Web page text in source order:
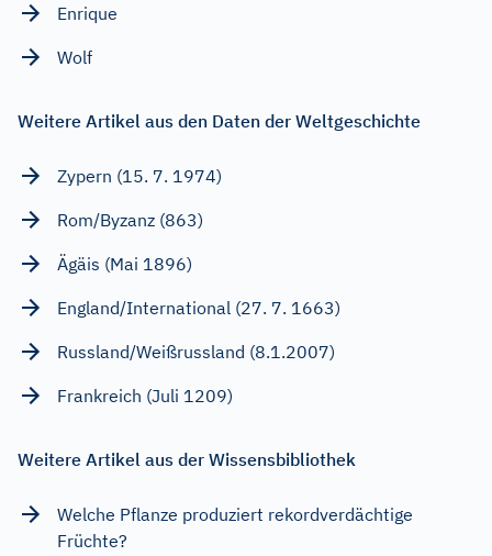
Enrique
Wolf
Weitere Artikel aus den Daten der Weltgeschichte
Zypern (15. 7. 1974)
Rom/Byzanz (863)
Ägäis (Mai 1896)
England/International (27. 7. 1663)
Russland/Weißrussland (8.1.2007)
Frankreich (Juli 1209)
Weitere Artikel aus der Wissensbibliothek
Welche Pflanze produziert rekordverdächtige
Früchte?